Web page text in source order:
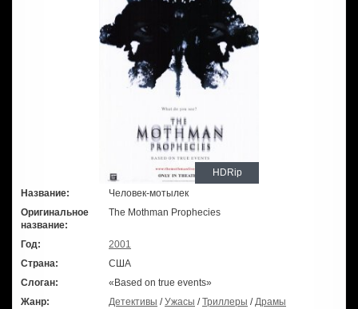
HDRip
Название:
Человек-мотылек
Оригинальное
название:
The Mothman Prophecies
Год:
2001
Страна:
США
Слоган:
«Based on true events»
Жанр:
Детективы /Ужасы /Триллеры /Драмы